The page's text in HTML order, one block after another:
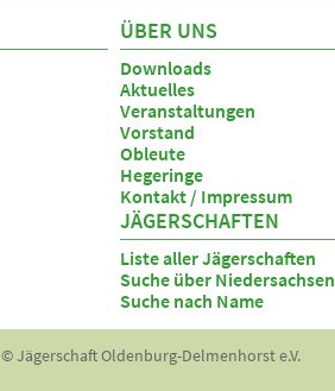
ÜBER UNS
Downloads
Aktuelles
Veranstaltungen
Vorstand
Obleute
Hegeringe
Kontakt / Impressum
JÄGERSCHAFTEN
Liste aller Jägerschaften
Suche über
Suche nach Name
© Jägerschaft Oldenburg-Delmenhorst e.V.